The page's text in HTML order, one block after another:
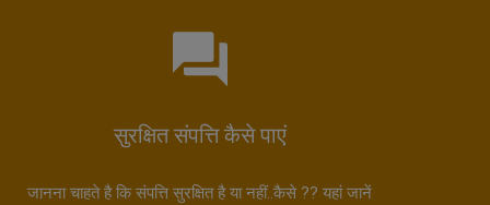
सुरक्षित संपत्ति कैसे पाएं
जानना चाहते है कि संपत्ति सुरक्षित है या नहीं..कैसे ?? यहां जानें